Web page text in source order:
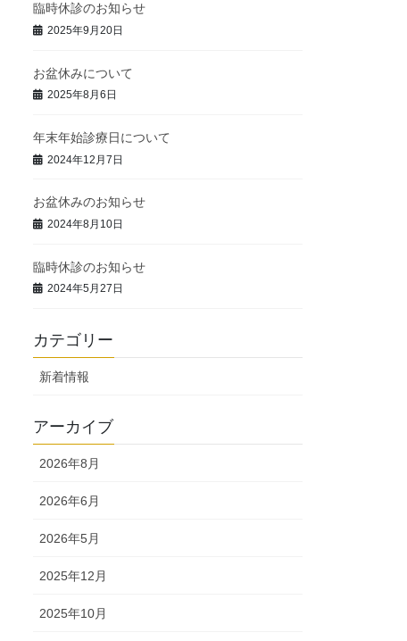
臨時休診のお知らせ
2025年9月20日
お盆休みについて
2025年8月6日
年末年始診療日について
2024年12月7日
お盆休みのお知らせ
2024年8月10日
臨時休診のお知らせ
2024年5月27日
カテゴリー
新着情報
アーカイブ
2026年8月
2026年6月
2026年5月
2025年12月
2025年10月